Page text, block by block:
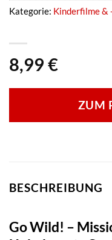
8,99 €
ZUM
Kategorie: Kinderfilme &
BESCHREIBUNG
Go Wild! –